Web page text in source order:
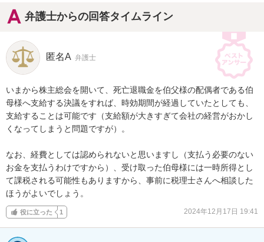
弁護士からの回答タイムライン
匿名A 弁護士
いまから株主総会を開いて、死亡退職金を伯父様の配偶者である伯
母様へ支給する決議をすれば、時効期間が経過していたとしても、
支給することは可能です（支給額が大きすぎて会社の経営がおかし
くなってしまうと問題ですが）。
なお、経費としては認められないと思いますし（支払う必要のない
お金を支払うわけですから）、受け取った伯母様には一時所得とし
て課税される可能性もありますから、事前に税理士さんへ相談した
ほうがよいでしょう。
役に立った 1 2024年12月17日 19:41